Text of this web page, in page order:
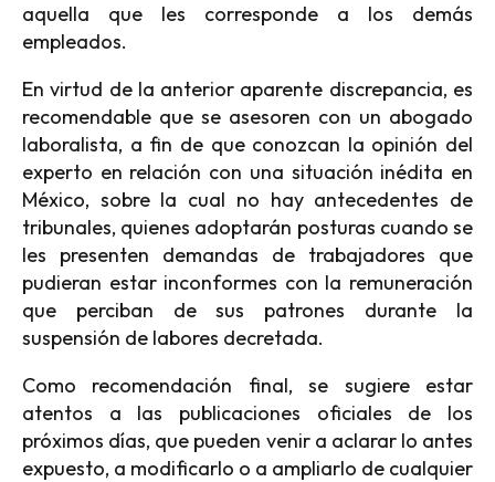
aquella que les corresponde a los demás
empleados.
En virtud de la anterior aparente discrepancia, es
recomendable que se asesoren con un abogado
laboralista, a fin de que conozcan la opinión del
experto en relación con una situación inédita en
México, sobre la cual no hay antecedentes de
tribunales, quienes adoptarán posturas cuando se
les presenten demandas de trabajadores que
pudieran estar inconformes con la remuneración
que perciban de sus patrones durante la
suspensión de labores decretada.
Como recomendación final, se sugiere estar
atentos a las publicaciones oficiales de los
próximos días, que pueden venir a aclarar lo antes
expuesto, a modificarlo o a ampliarlo de cualquier